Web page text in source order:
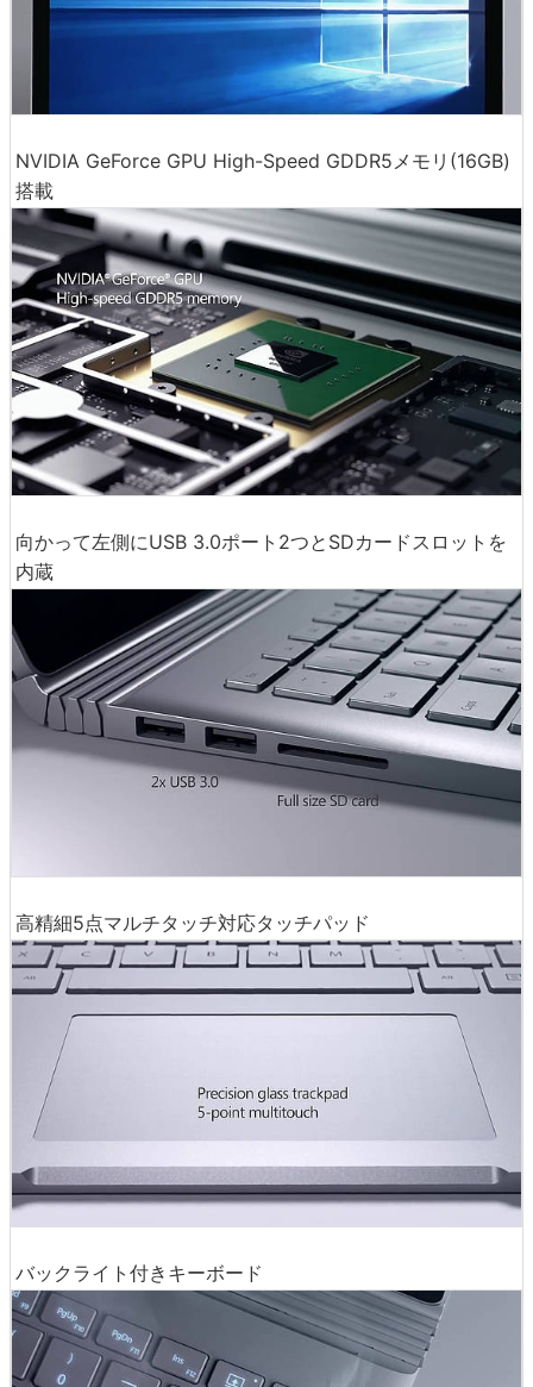
NVIDIA GeForce GPU High-Speed GDDR5メモリ(16GB)
搭載
向かって左側にUSB 3.0ポート2つとSDカードスロットを
内蔵
高精細5点マルチタッチ対応タッチパッド
バックライト付きキーボード